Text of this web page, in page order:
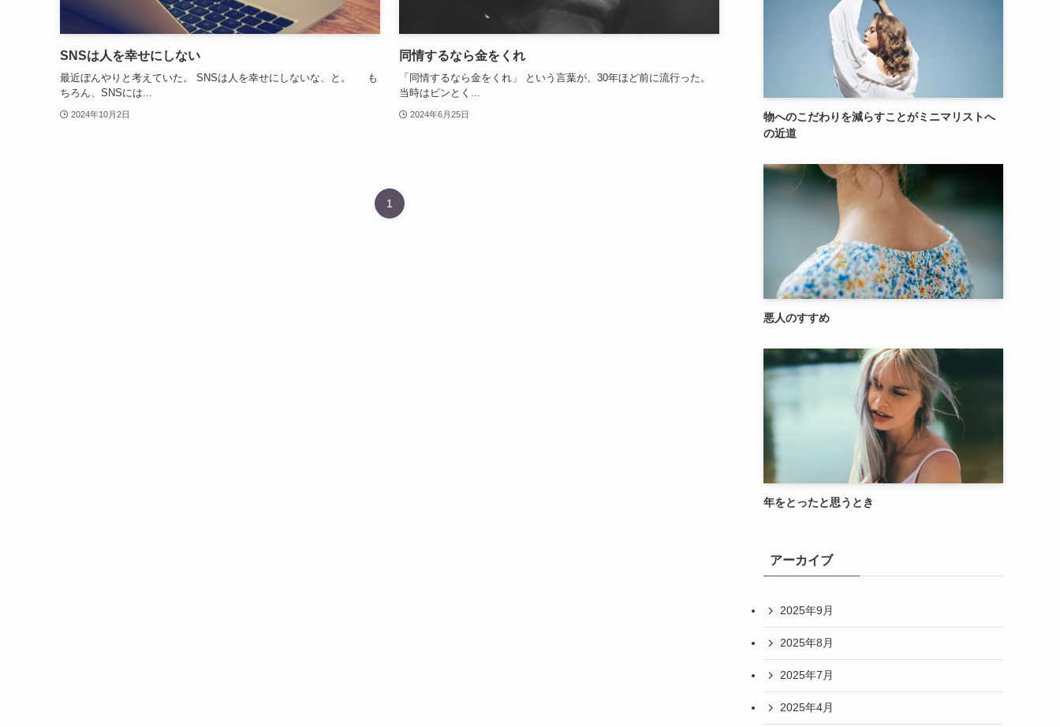
SNSは人を幸せにしない
最近ぼんやりと考えていた。 SNSは人を幸せにしないな、と。 も
ちろん、SNSには...
2024年10月2日
同情するなら金をくれ
「同情するなら金をくれ」 という言葉が、30年ほど前に流行った。
当時はピンとく...
2024年6月25日
1
物へのこだわりを減らすことがミニマリストへ
の近道
悪人のすすめ
年をとったと思うとき
アーカイブ
2025年9月
2025年8月
2025年7月
2025年4月